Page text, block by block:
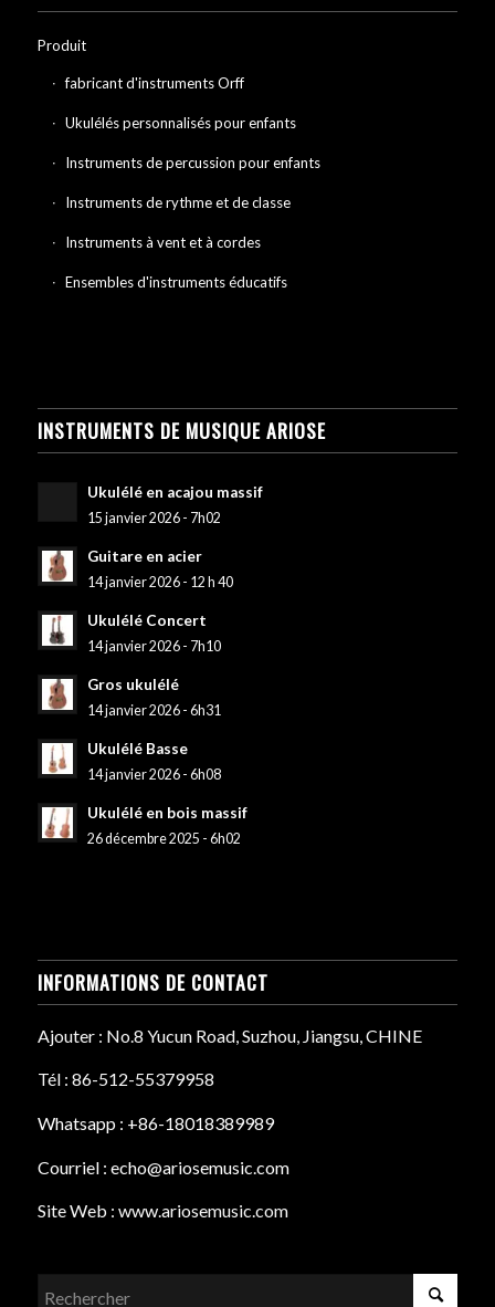
Produit
fabricant d'instruments Orff
Ukulélés personnalisés pour enfants
Instruments de percussion pour enfants
Instruments de rythme et de classe
Instruments à vent et à cordes
Ensembles d'instruments éducatifs
INSTRUMENTS DE MUSIQUE ARIOSE
Ukulélé en acajou massif
15 janvier 2026 - 7h02
Guitare en acier
14 janvier 2026 - 12 h 40
Ukulélé Concert
14 janvier 2026 - 7h10
Gros ukulélé
14 janvier 2026 - 6h31
Ukulélé Basse
14 janvier 2026 - 6h08
Ukulélé en bois massif
26 décembre 2025 - 6h02
INFORMATIONS DE CONTACT
Ajouter : No.8 Yucun Road, Suzhou, Jiangsu, CHINE
Tél : 86-512-55379958
Whatsapp : +86-18018389989
Courriel : echo@ariosemusic.com
Site Web : www.ariosemusic.com